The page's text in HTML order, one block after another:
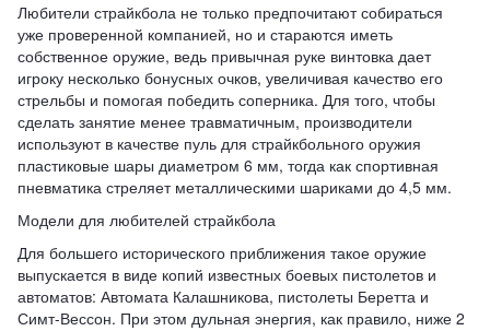
Любители страйкбола не только предпочитают собираться
уже проверенной компанией, но и стараются иметь
собственное оружие, ведь привычная руке винтовка дает
игроку несколько бонусных очков, увеличивая качество его
стрельбы и помогая победить соперника. Для того, чтобы
сделать занятие менее травматичным, производители
используют в качестве пуль для страйкбольного оружия
пластиковые шары диаметром 6 мм, тогда как спортивная
пневматика стреляет металлическими шариками до 4,5 мм.
Модели для любителей страйкбола
Для большего исторического приближения такое оружие
выпускается в виде копий известных боевых пистолетов и
автоматов: Автомата Калашникова, пистолеты Беретта и
Симт-Вессон. При этом дульная энергия, как правило, ниже 2